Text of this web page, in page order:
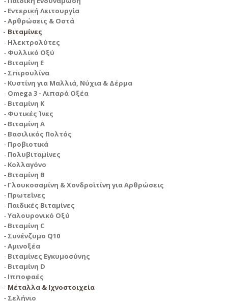
Εντερική Λειτουργία
Αρθρώσεις & Οστά
Βιταμίνες
Ηλεκτρολύτες
Φυλλικό Οξύ
Βιταμίνη Ε
Σπιρουλίνα
Κυστίνη για Μαλλιά, Νύχια & Δέρμα
Omega 3 - Λιπαρά Οξέα
Βιταμίνη Κ
Φυτικές Ίνες
Βιταμίνη Α
Βασιλικός Πολτός
Προβιοτικά
Πολυβιταμίνες
Κολλαγόνο
Βιταμίνη Β
Γλουκοσαμίνη & Χονδροϊτίνη για Αρθρώσεις
Πρωτεϊνες
Παιδικές Βιταμίνες
Υαλουρονικό Οξύ
Βιταμίνη C
Συνένζυμο Q10
Αμινοξέα
Βιταμίνες Εγκυμοσύνης
Βιταμίνη D
Ιπποφαές
Μέταλλα & Ιχνοστοιχεία
Σελήνιο